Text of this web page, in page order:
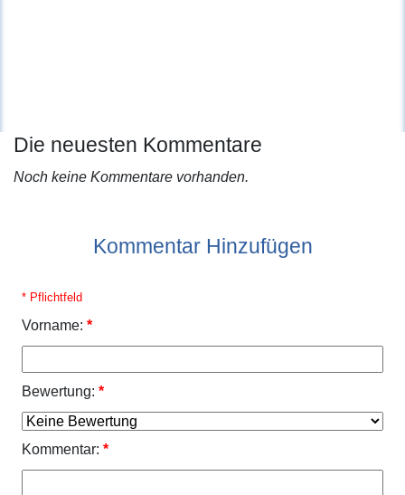
Die neuesten Kommentare
Noch keine Kommentare vorhanden.
Kommentar Hinzufügen
* Pflichtfeld
Vorname: *
Bewertung: *
Kommentar: *